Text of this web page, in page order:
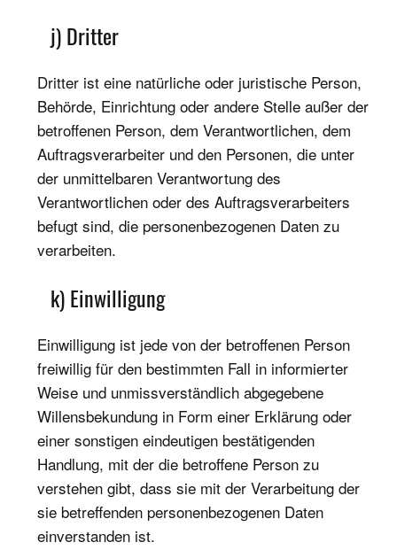
j) Dritter
Dritter ist eine natürliche oder juristische Person,
Behörde, Einrichtung oder andere Stelle außer der
betroffenen Person, dem Verantwortlichen, dem
Auftragsverarbeiter und den Personen, die unter
der unmittelbaren Verantwortung des
Verantwortlichen oder des Auftragsverarbeiters
befugt sind, die personenbezogenen Daten zu
verarbeiten.
k) Einwilligung
Einwilligung ist jede von der betroffenen Person
freiwillig für den bestimmten Fall in informierter
Weise und unmissverständlich abgegebene
Willensbekundung in Form einer Erklärung oder
einer sonstigen eindeutigen bestätigenden
Handlung, mit der die betroffene Person zu
verstehen gibt, dass sie mit der Verarbeitung der
sie betreffenden personenbezogenen Daten
einverstanden ist.